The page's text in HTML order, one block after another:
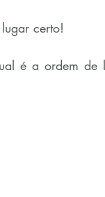
certo!
é a ordem de